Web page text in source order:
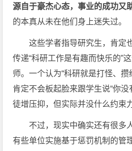
源自于豪杰心态，事业的成功又
的本真从未在他们身上迷失过。
这些学者指导研究生，肯定
传递“科研工作是有趣而快乐的”
师。一个认为“科研就是打怪、攒
肯定不会板起脸来跟学生说“你
徒增压抑，但实际并没什么约束
不过，现实中确实还有很多
有些单位实施基于惩罚机制的管